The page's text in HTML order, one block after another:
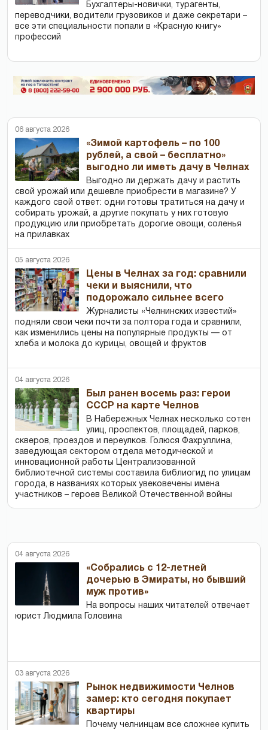
Бухгалтеры-новички, тур­агенты,
переводчики, водители грузовиков и даже секретари –
все эти специальности попали в «Красную книгу»
профессий
06 августа 2026
«Зимой картофель – по 100
рублей, а свой – бесплатно»
выгодно ли иметь дачу в Челнах
Выгодно ли держать дачу и растить
свой урожай или дешевле приобрести в магазине? У
каждого свой ответ: одни готовы тратиться на дачу и
собирать урожай, а другие покупать у них готовую
продукцию или приобретать дорогие овощи, соленья
на прилавках
05 августа 2026
Цены в Челнах за год: сравнили
чеки и выяснили, что
подорожало сильнее всего
Журналисты «Челнинских известий»
подняли свои чеки почти за полтора года и сравнили,
как изменились цены на популярные продукты — от
хлеба и молока до курицы, овощей и фруктов
04 августа 2026
Был ранен восемь раз: герои
СССР на карте Челнов
В Набережных Челнах несколько сотен
улиц, проспектов, площадей, парков,
скверов, проездов и переулков. Голюся Фахруллина,
заведующая сектором отдела методической и
инновационной работы Централизованной
библиотечной системы составила библиогид по улицам
города, в названиях которых увековечены имена
участников – героев Великой Отечественной войны
04 августа 2026
«Собрались с 12-летней
дочерью в Эмираты, но бывший
муж против»
На вопросы наших читателей отвечает
юрист Людмила Головина
03 августа 2026
Рынок недвижимости Челнов
замер: кто сегодня покупает
квартиры
Почему челнинцам все сложнее купить